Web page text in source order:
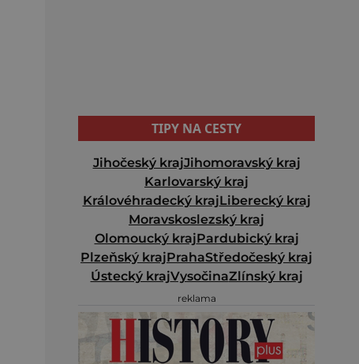
TIPY NA CESTY
Jihočeský krajJihomoravský kraj
Karlovarský kraj
Královéhradecký krajLiberecký kraj
Moravskoslezský kraj
Olomoucký krajPardubický kraj
Plzeňský krajPrahaStředočeský kraj
Ústecký krajVysočinaZlínský kraj
reklama